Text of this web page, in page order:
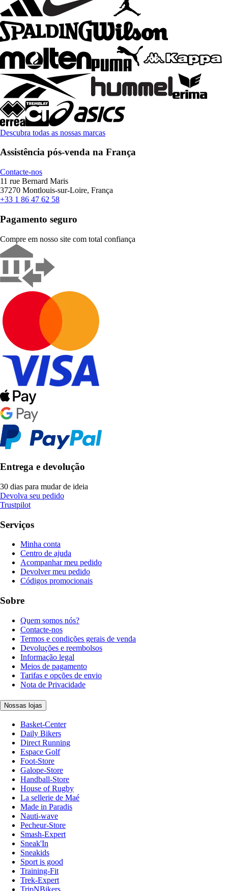
Descubra todas as nossas marcas
Assistência pós-venda na França
Contacte-nos
11 rue Bernard Maris
37270 Montlouis-sur-Loire, França
+33 1 86 47 62 58
Pagamento seguro
Compre em nosso site com total confiança
Entrega e devolução
30 dias para mudar de ideia
Devolva seu pedido
Trustpilot
Serviços
Minha conta
Centro de ajuda
Acompanhar meu pedido
Devolver meu pedido
Códigos promocionais
Sobre
Quem somos nós?
Contacte-nos
Termos e condições gerais de venda
Devoluções e reembolsos
Informação legal
Meios de pagamento
Tarifas e opções de envio
Nota de Privacidade
Nossas lojas
Basket-Center
Daily Bikers
Direct Running
Espace Golf
Foot-Store
Galope-Store
Handball-Store
House of Rugby
La sellerie de Maé
Made in Paradis
Nauti-wave
Pecheur-Store
Smash-Expert
Sneak'In
Sneakids
Sport is good
Training-Fit
Trek-Expert